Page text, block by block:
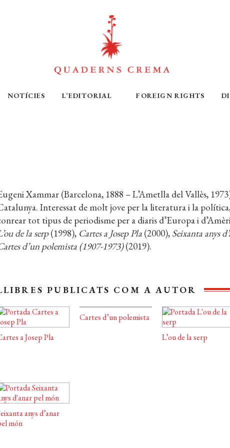
NOTÍCIES L’EDITORIAL FOREIGN RIGHTS
Xammar (Barcelona, 1888 – L’Ametlla del Vallès,
Interessat de molt jove per la literatura i la
tot tipus de periodisme per a diaris d’Europa i
de la serp(1998), Cartes a Josep Pla (2000), Seixanta anys
d’un polemista (1907-1973)(2019).
PUBLICATS COM A AUTOR
a Josep Pla
Cartes d’un polemista
L’ou de la serp
anys d’anar
món